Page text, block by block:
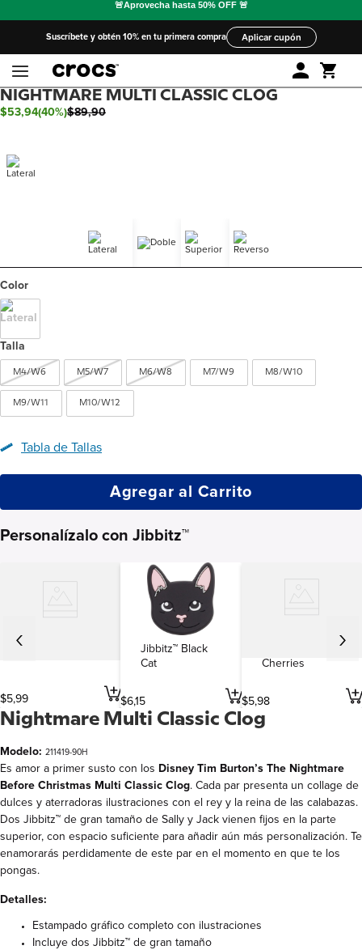
Suscríbete y obtén 10% en tu primera compra Aplicar cupón
NIGHTMARE MULTI CLASSIC CLOG
$53,94(40%)$89,90
Talla
M4/W6 M5/W7 M6/W8 M7/W9 M8/W10
M9/W11 M10/W12
Color
Tabla de Tallas
Agregar al Carrito
Personalízalo con Jibbitz™
$5,99
Jibbitz™ Black
Cat
$6,15
Cherries
$5,98
Nightmare Multi Classic Clog
Modelo: 211419-90H
Es amor a primer susto con los Disney Tim Burton’s The Nightmare
Before Christmas Multi Classic Clog. Cada par presenta un collage de
dulces y aterradoras ilustraciones con el rey y la reina de las calabazas.
Dos Jibbitz™ de gran tamaño de Sally y Jack vienen fijos en la parte
superior, con espacio suficiente para añadir aún más personalización. Te
enamorarás perdidamente de este par en el momento en que te los
pongas.
Detalles:
Estampado gráfico completo con ilustraciones
Incluye dos Jibbitz™ de gran tamaño